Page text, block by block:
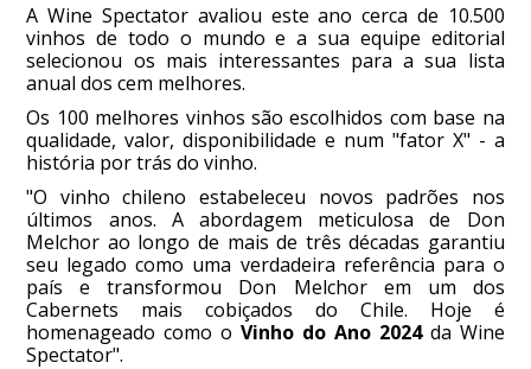
A Wine Spectator avaliou este ano cerca de 10.500
vinhos de todo o mundo e a sua equipe editorial
selecionou os mais interessantes para a sua lista
anual dos cem melhores.
Os 100 melhores vinhos são escolhidos com base na
qualidade, valor, disponibilidade e num "fator X" - a
história por trás do vinho.
"O vinho chileno estabeleceu novos padrões nos
últimos anos. A abordagem meticulosa de Don
Melchor ao longo de mais de três décadas garantiu
seu legado como uma verdadeira referência para o
país e transformou Don Melchor em um dos
Cabernets mais cobiçados do Chile. Hoje é
homenageado como oVinho do Ano 2024da Wine
Spectator".